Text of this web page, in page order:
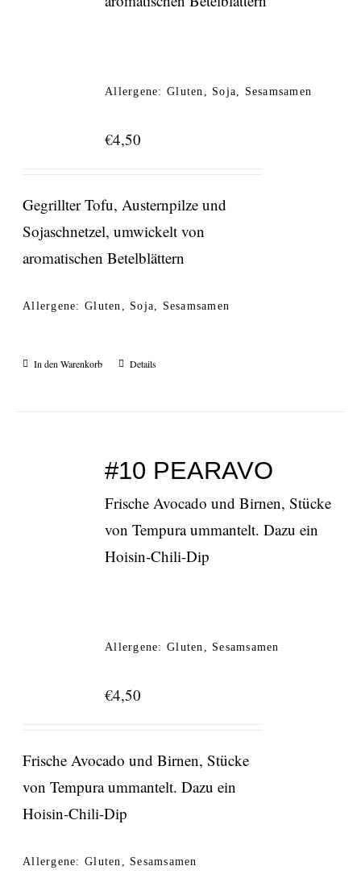
Allergene: Gluten, Soja, Sesamsamen
€4,50
Gegrillter Tofu, Austernpilze und
Sojaschnetzel, umwickelt von
aromatischen Betelblättern
Allergene: Gluten, Soja, Sesamsamen
In den Warenkorb Details
#10 PEARAVO
Frische Avocado und Birnen, Stücke
von Tempura ummantelt. Dazu ein
Hoisin-Chili-Dip
Allergene: Gluten, Sesamsamen
€4,50
Frische Avocado und Birnen, Stücke
von Tempura ummantelt. Dazu ein
Hoisin-Chili-Dip
Allergene: Gluten, Sesamsamen